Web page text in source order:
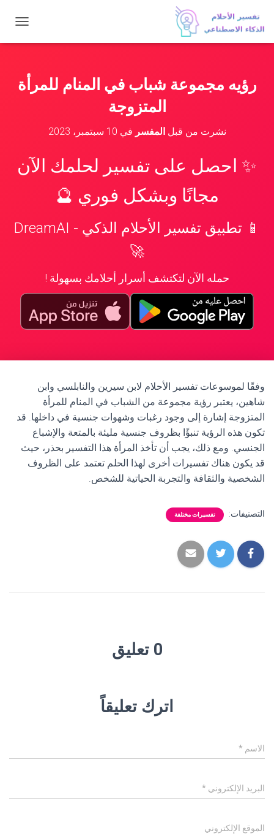
ب
ا
رؤيه مجموعة شباب في المنام للمرأة
المتزوجة
نشرت من قبلالمفسر في 10 سبتمبر، 2023
✨ احصل على تفسير لحلمك الآن
مجانًا وبشكل فوري 🔮
📱 تطبيق تفسير الأحلام الذكي - DreamAI
🚀
حمله الآن لتكتشف أسرار أحلامك بسهولة !
وفقًا لموسوعات تفسير الأحلام لابن سيرين والنابلسي وابن
شاهين، يعتبر رؤية مجموعة من الشباب في المنام للمرأة
المتزوجة إشارة إلى وجود رغبات وشهوات جنسية في داخلها. قد
تكون هذه الرؤية تنبؤًا بظروف جنسية مليئة بالمتعة والإشباع
الجنسي. ومع ذلك، يجب أن تأخذ المرأة هذا التفسير بحذر، حيث
قد يكون هناك تفسيرات أخرى لهذا الحلم تعتمد على الظروف
الشخصية والثقافة والتجربة الحياتية للشخص.
التصنيفات: تفسيرات مختلفة
0 تعليق
اترك تعليقاً
الاسم *
البريد الإلكتروني *
الموقع الإلكتروني